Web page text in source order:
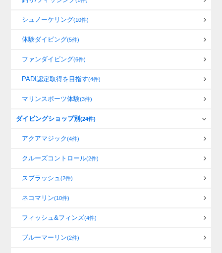
シュノーケリング(10件)
体験ダイビング(5件)
ファンダイビング(6件)
PADI認定取得を目指す(4件)
マリンスポーツ体験(3件)
ダイビングショップ別(24件)
アクアマジック(4件)
クルーズコントロール(2件)
スプラッシュ(2件)
ネコマリン(10件)
フィッシュ&フィンズ(4件)
ブルーマーリン(2件)